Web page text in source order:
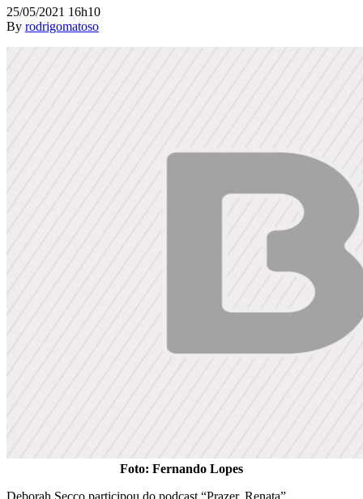
25/05/2021 16h10
By rodrigomatoso
Foto: Fernando Lopes
Deborah Secco participou do podcast “Prazer, Renata”,